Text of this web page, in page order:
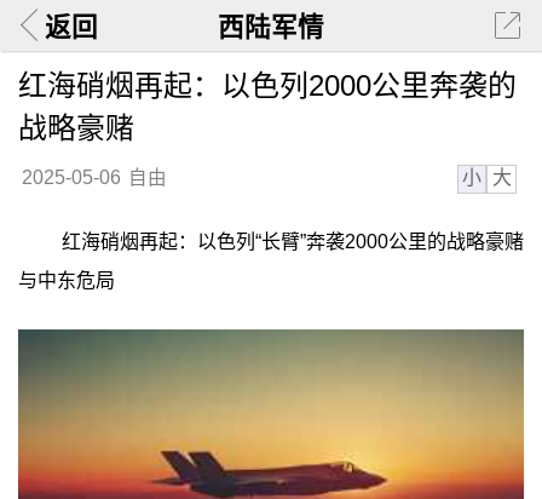
返回 西陆军情
红海硝烟再起：以色列2000公里奔袭的
战略豪赌
2025-05-06 自由 小 大
红海硝烟再起：以色列“长臂”奔袭2000公里的战略豪赌
与中东危局